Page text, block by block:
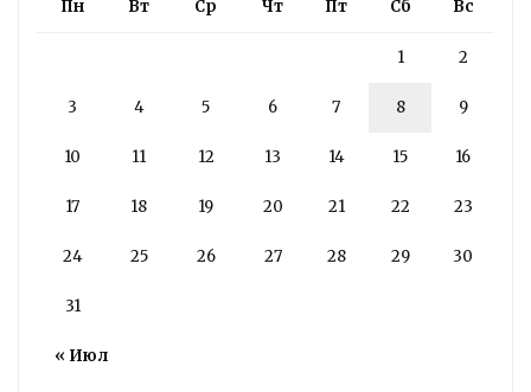
Пн Вт Ср Чт Пт Сб Вс
« Июл
1 2
3 4 5 6 7 8 9
10 11 12 13 14 15 16
17 18 19 20 21 22 23
24 25 26 27 28 29 30
31